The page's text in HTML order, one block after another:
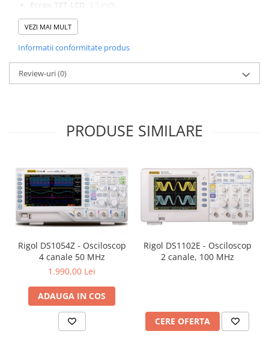
Protecție: supratensiune, supracurent, supratemperatură
Interfețe: RS232, LAN
Aceste caracteristici fac din RIGOL DP712 o alegere excelentă
pentru laboratoare de testare, dezvoltare de prototipuri și
aplicații industriale care necesită o sursă de alimentare fiabilă și
precisă.
Zgomot de ondulație redus
Design cu zgomot ultra scăzut (< 500 μVrms / 3 mVpp), pentru a
satisface cerințele utilizatorului de alimentare cu energie de înaltă
puritate.
VEZI MAI MULT
Informatii conformitate produs
Review-uri(0)
PRODUSE SIMILARE
Rigol DS1054Z - Osciloscop
4 canale 50 MHz
1.990,00 Lei
ADAUGA IN COS
Rigol DS1102E - Osciloscop
2 canale, 100 MHz
CERE OFERTA